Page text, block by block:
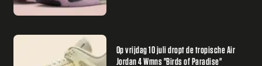
Op vrijdag 10 juli dropt de tropische Air
Jordan 4 Wmns "Birds of Paradise"